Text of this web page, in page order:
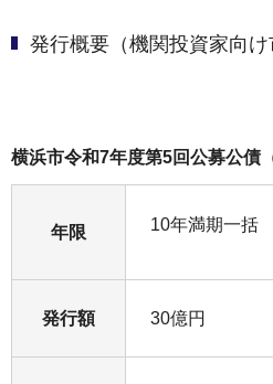
発行概要（機関投資家向け
横浜市令和7年度第5回公募公債
年限 10年満期一括
発行額 30億円